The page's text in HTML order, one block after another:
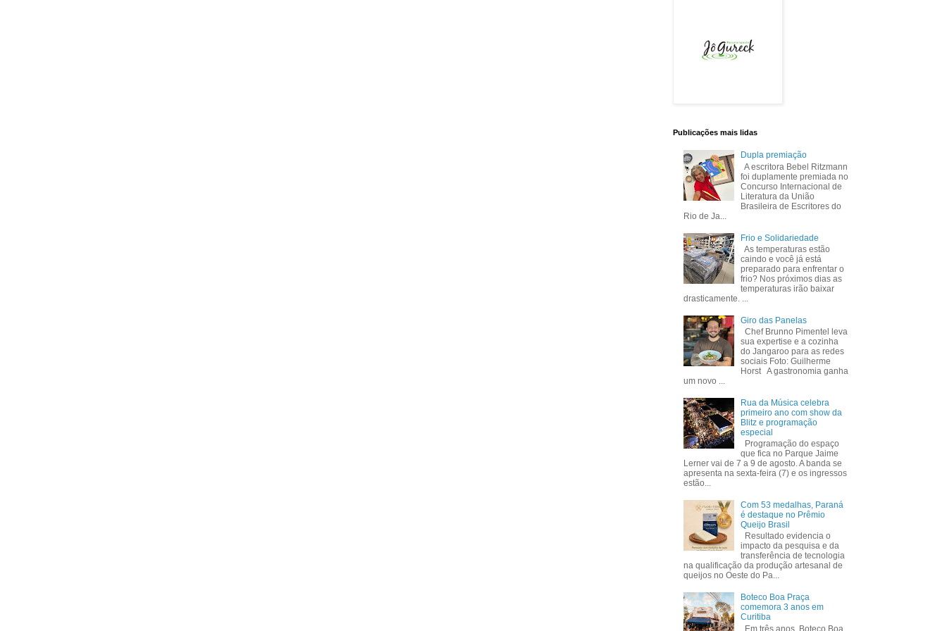
Publicações mais lidas
Dupla premiação
A escritora Bebel Ritzmann
foi duplamente premiada no
Concurso Internacional de
Literatura da União
Brasileira de Escritores do
Rio de Ja...
Frio e Solidariedade
As temperaturas estão
caindo e você já está
preparado para enfrentar o
frio? Nos próximos dias as
temperaturas irão baixar
drasticamente. ...
Giro das Panelas
Chef Brunno Pimentel leva
sua expertise e a cozinha
do Jangaroo para as redes
sociais Foto: Guilherme
Horst A gastronomia ganha
um novo ...
Rua da Música celebra
primeiro ano com show da
Blitz e programação
especial
Programação do espaço
que fica no Parque Jaime
Lerner vai de 7 a 9 de agosto. A banda se
apresenta na sexta-feira (7) e os ingressos
estão...
Com 53 medalhas, Paraná
é destaque no Prêmio
Queijo Brasil
Resultado evidencia o
impacto da pesquisa e da
transferência de tecnologia
na qualificação da produção artesanal de
queijos no Oeste do Pa...
Boteco Boa Praça
comemora 3 anos em
Curitiba
Em três anos, Boteco Boa